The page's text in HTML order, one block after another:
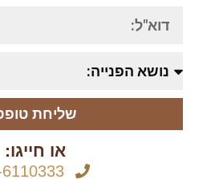
שליחת טופס
או חייגו:
08-6110333